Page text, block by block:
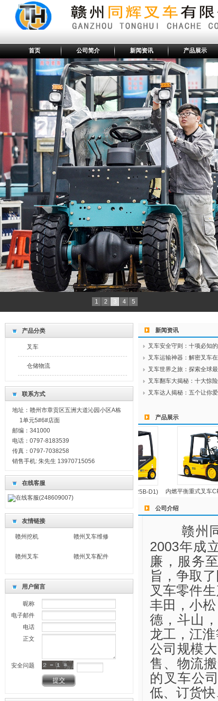
首页 公司简介 新闻资讯 产品展示
1 2 3 4 5
产品分类
叉车
仓储物流
联系方式
地址：赣州市章贡区五洲大道沁园小区A栋
1单元5#6#店面
邮编：341000
电话：0797-8183539
传真：0797-7038258
销售手机: 朱先生 13970715056
在线客服
在线客服(248609007)
友情链接
赣州挖机 赣州叉车维修
赣州叉车 赣州叉车配件
用户留言
昵称
电子邮件
电话
正文
安全问题
新闻资讯
叉车安全守则：十项必知
叉车运输神器：解密叉车
叉车世界之旅：探索全球
叉车翻车大揭秘：十大惊
叉车达人揭秘：五个让你
产品展示
面叉车CCCD6(XG560S-DT2) 电动叉车CPD25(XG525B-D1) 内燃平衡重式叉
公司介绍
赣州
2003年成
廉，服务
旨，争取
叉车零件
丰田，小
德，斗山
龙工，江
公司规模
售、物流
的叉车公
低、订货